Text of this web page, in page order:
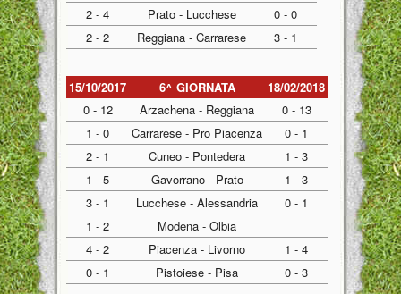
2 - 4
Prato - Lucchese
0 - 0
2 - 2
Reggiana - Carrarese 3 - 1
15/10/2017 6^ GIORNATA
18/02/2018
0 - 12
Arzachena - Reggiana
0 - 13
1 - 0
Carrarese - Pro Piacenza
0 - 1
2 - 1
Cuneo - Pontedera
1 - 3
1 - 5
Gavorrano - Prato
1 - 3
3 - 1
Lucchese - Alessandria
0 - 1
1 - 2
Modena - Olbia
4 - 2
Piacenza - Livorno
1 - 4
0 - 1
Pistoiese - Pisa 0 - 3